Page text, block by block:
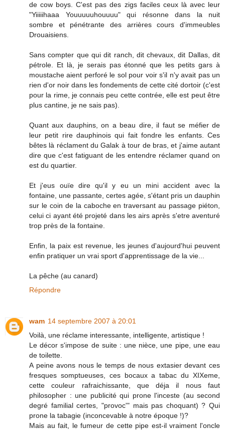
de cow boys. C'est pas des zigs faciles ceux là avec leur
"Yiiiiihaaa Youuuuuhouuuu" qui résonne dans la nuit
sombre et pénétrante des arrières cours d'immeubles
Drouaisiens.
Sans compter que qui dit ranch, dit chevaux, dit Dallas, dit
pétrole. Et là, je serais pas étonné que les petits gars à
moustache aient perforé le sol pour voir s'il n'y avait pas un
rien d'or noir dans les fondements de cette cité dortoir (c'est
pour la rime, je connais peu cette contrée, elle est peut être
plus cantine, je ne sais pas).
Quant aux dauphins, on a beau dire, il faut se méfier de
leur petit rire dauphinois qui fait fondre les enfants. Ces
bêtes là réclament du Galak à tour de bras, et j'aime autant
dire que c'est fatiguant de les entendre réclamer quand on
est du quartier.
Et j'eus ouïe dire qu'il y eu un mini accident avec la
fontaine, une passante, certes agée, s'étant pris un dauphin
sur le coin de la caboche en traversant au passage piéton,
celui ci ayant été projeté dans les airs après s'etre aventuré
trop près de la fontaine.
Enfin, la paix est revenue, les jeunes d'aujourd'hui peuvent
enfin pratiquer un vrai sport d'apprentissage de la vie...
La pêche (au canard)
Répondre
wam 14 septembre 2007 à 20:01
Voilà, une réclame interessante, intelligente, artistique !
Le décor s'impose de suite : une nièce, une pipe, une eau
de toilette.
A peine avons nous le temps de nous extasier devant ces
fresques somptueuses, ces bocaux a tabac du XIXeme,
cette couleur rafraichissante, que déja il nous faut
philosopher : une publicité qui prone l'inceste (au second
degré familial certes, "provoc'" mais pas choquant) ? Qui
prone la tabagie (inconcevable à notre époque !)?
Mais au fait, le fumeur de cette pipe est-il vraiment l'oncle